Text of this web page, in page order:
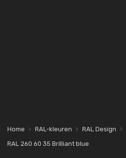
Home RAL-kleuren RAL Design
RAL 260 60 35 Brilliant blue